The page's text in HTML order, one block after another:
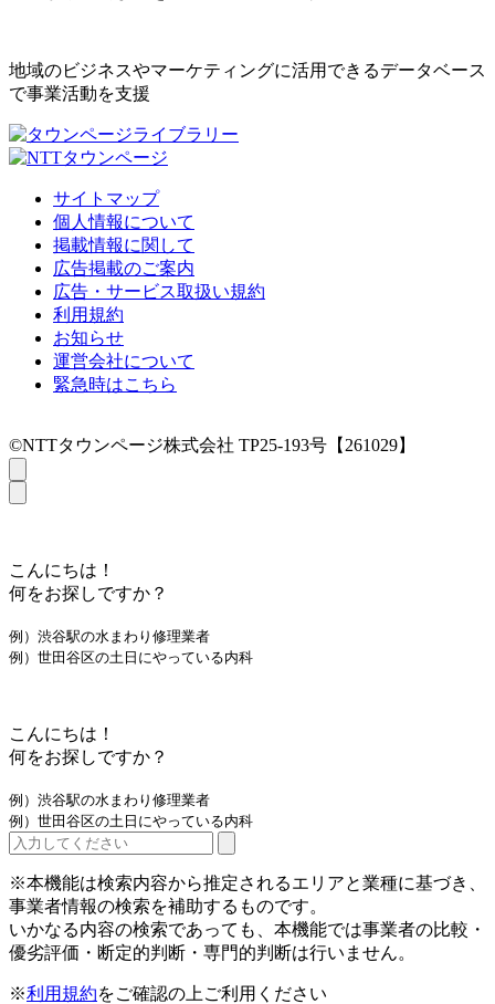
地域のビジネスやマーケティングに活用できるデータベース
で事業活動を支援
サイトマップ
個人情報について
掲載情報に関して
広告掲載のご案内
広告・サービス取扱い規約
利用規約
お知らせ
運営会社について
緊急時はこちら
©NTTタウンページ株式会社 TP25-193号【261029】
こんにちは！
何をお探しですか？
例）渋谷駅の水まわり修理業者
例）世田谷区の土日にやっている内科
こんにちは！
何をお探しですか？
例）渋谷駅の水まわり修理業者
例）世田谷区の土日にやっている内科
※本機能は検索内容から推定されるエリアと業種に基づき、
事業者情報の検索を補助するものです。
いかなる内容の検索であっても、本機能では事業者の比較・
優劣評価・断定的判断・専門的判断は行いません。
※利用規約をご確認の上ご利用ください